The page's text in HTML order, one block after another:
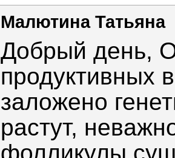
Малютина Татьяна
Добрый день,
продуктивных
заложено
растут,
фолликулы